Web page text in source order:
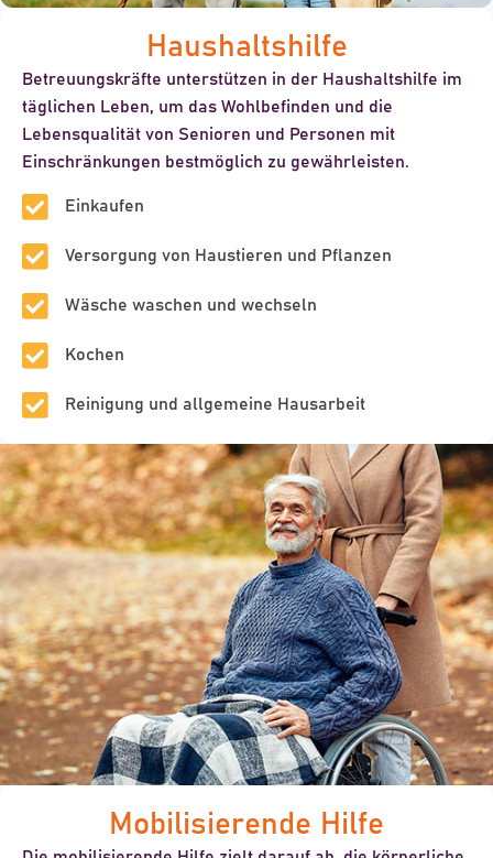
Haushaltshilfe
Betreuungskräfte unterstützen in der Haushaltshilfe im
täglichen Leben, um das Wohlbefinden und die
Lebensqualität von Senioren und Personen mit
Einschränkungen bestmöglich zu gewährleisten.
Einkaufen
Versorgung von Haustieren und Pflanzen
Wäsche waschen und wechseln
Kochen
Reinigung und allgemeine Hausarbeit
Mobilisierende Hilfe